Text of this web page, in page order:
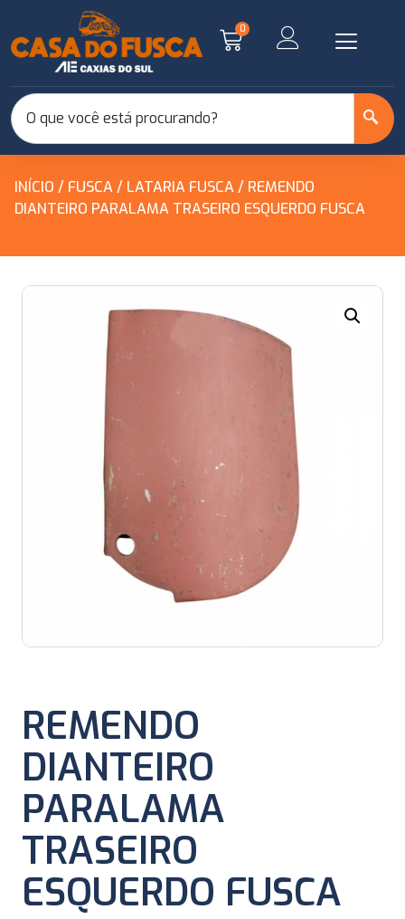
0
INÍCIO / FUSCA/ LATARIA FUSCA/ REMENDO
DIANTEIRO PARALAMA TRASEIRO ESQUERDO FUSCA
REMENDO
DIANTEIRO
PARALAMA
TRASEIRO
ESQUERDO FUSCA